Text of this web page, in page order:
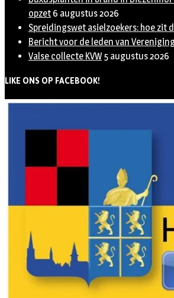
opzet 6 augustus 2026
Spreidingswet asielzoekers: hoe zit
Bericht voor de leden van
Valse collecte KVW 5 augustus 2026
LIKE ONS OP FACEBOOK!